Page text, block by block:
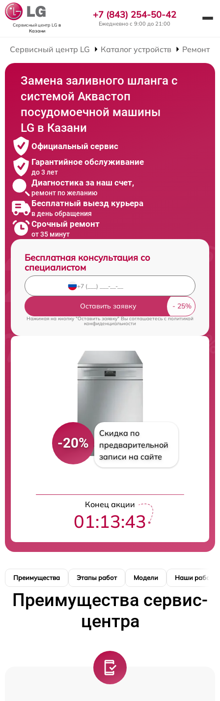
Сервисный центр LG в
Казани
+7 (843) 254-50-42
Ежедневно с 9:00 до 21:00
Сервисный центр LG Каталог устройств Ремонт
Замена заливного шланга с
системой Аквастоп
посудомоечной машины
LG в Казани
Официальный сервис
Гарантийное обслуживание
до 3 лет
Диагностика за наш счет,
ремонт по желанию
Бесплатный выезд курьера
в день обращения
Срочный ремонт
от 35 минут
Бесплатная консультация со
специалистом
Оставить заявку
Нажимая на кнопку "Оставить заявку" Вы соглашаетесь cполитикой
конфиденциальности
-20%
Скидка по
предварительной
записи на сайте
Конец акции
01:13:42
Преимущества Этапы работ Модели Наши работы
Преимущества сервис-
центра